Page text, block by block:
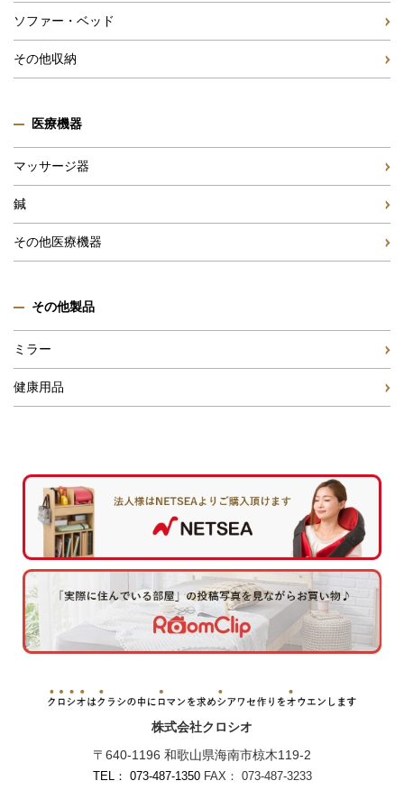
ソファー・ベッド
その他収納
医療機器
マッサージ器
鍼
その他医療機器
その他製品
ミラー
健康用品
株式会社クロシオ
〒640-1196 和歌山県海南市椋木119-2
TEL： 073-487-1350FAX： 073-487-3233